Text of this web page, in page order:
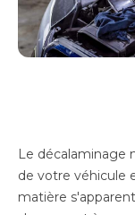
Le décalaminage
de votre véhicule
matière